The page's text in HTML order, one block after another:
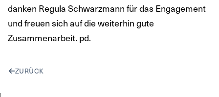
danken Regula Schwarzmann für das Engagement
und freuen sich auf die weiterhin gute
Zusammenarbeit. pd.
ZURÜCK